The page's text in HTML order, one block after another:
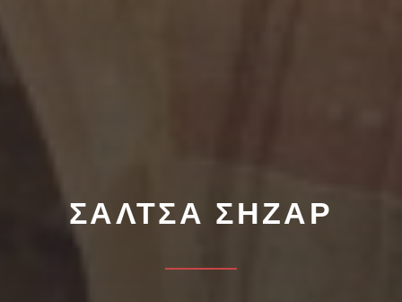
ΣΆΛΤΣΑ ΣΉΖΑΡ